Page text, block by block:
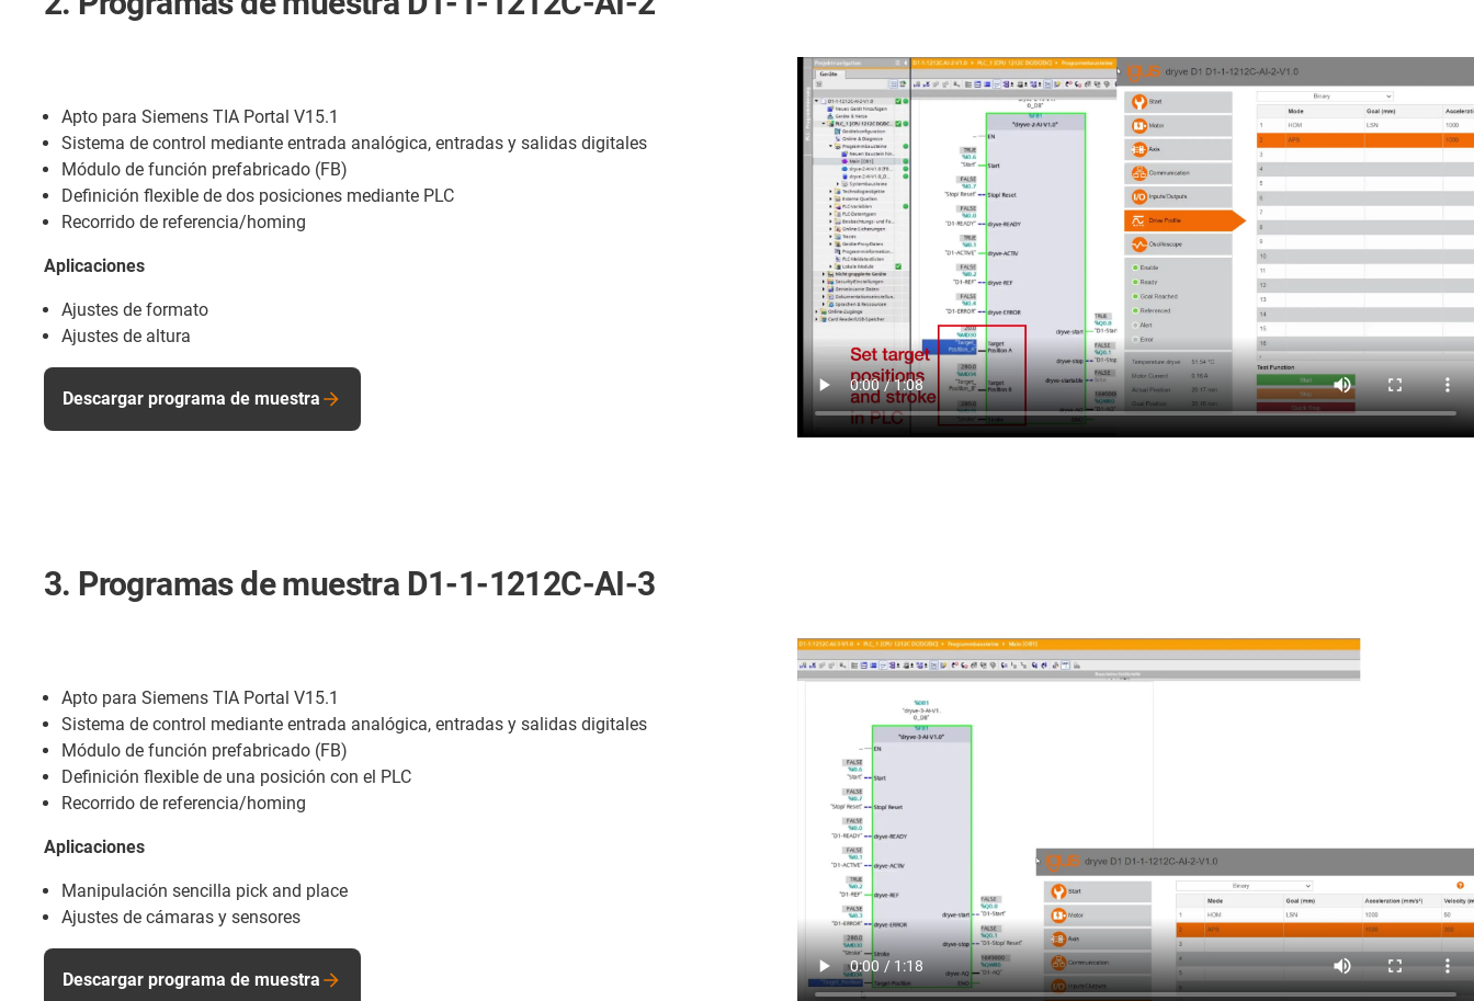
Apto para Siemens TIA Portal V15.1
Sistema de control mediante entrada analógica, entradas y salidas digitales
Módulo de función prefabricado (FB)
Definición flexible de dos posiciones mediante PLC
Recorrido de referencia/homing
Aplicaciones
Ajustes de formato
Ajustes de altura
Descargar programa de muestra
3. Programas de muestra D1-1-1212C-AI-3
Apto para Siemens TIA Portal V15.1
Sistema de control mediante entrada analógica, entradas y salidas digitales
Módulo de función prefabricado (FB)
Definición flexible de una posición con el PLC
Recorrido de referencia/homing
Aplicaciones
Manipulación sencilla pick and place
Ajustes de cámaras y sensores
Descargar programa de muestra